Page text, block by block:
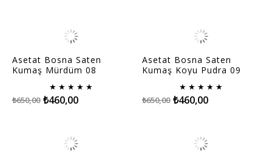
Asetat Bosna Saten
Kumaş Mürdüm 08
★ ★ ★ ★ ★
₺460,00
₺650,00
Asetat Bosna Saten
Kumaş Koyu Pudra 09
★ ★ ★ ★ ★
₺460,00
₺650,00